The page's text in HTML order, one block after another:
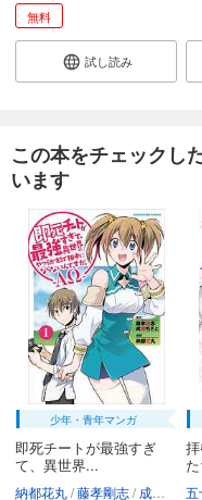
無料
試し読み
この本をチェックし
います
少年・青年マンガ
即死チートが最強すぎ
て、異世界...
納都花丸 藤孝剛志 成瀬ちさと 五